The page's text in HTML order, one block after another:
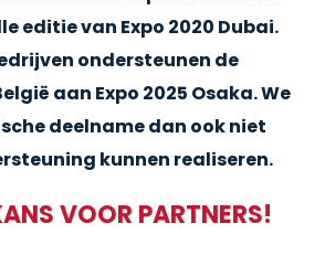
editie van Expo 2020 Dubai.
ondersteunen de
aan Expo 2025 Osaka. We
deelname dan ook niet
kunnen realiseren.
VOOR PARTNERS!